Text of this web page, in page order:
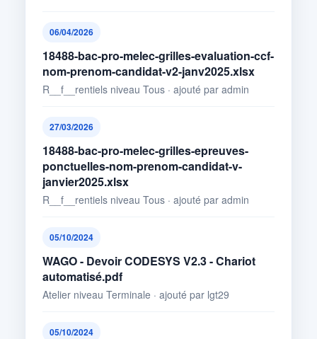
06/04/2026
18488-bac-pro-melec-grilles-evaluation-ccf-
nom-prenom-candidat-v2-janv2025.xlsx
R__f__rentiels niveau Tous · ajouté par admin
27/03/2026
18488-bac-pro-melec-grilles-epreuves-
ponctuelles-nom-prenom-candidat-v-
janvier2025.xlsx
R__f__rentiels niveau Tous · ajouté par admin
05/10/2024
WAGO - Devoir CODESYS V2.3 - Chariot
automatisé.pdf
Atelier niveau Terminale · ajouté par lgt29
05/10/2024